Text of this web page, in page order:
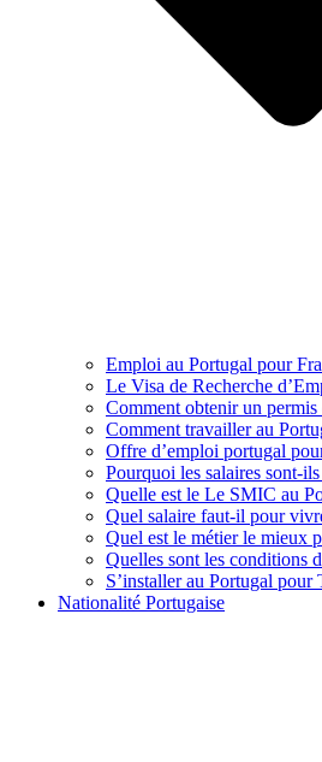
Emploi au Portugal pour
Le Visa de Recherche
Comment obtenir un
Comment travailler au
Offre d’emploi portugal
Pourquoi les salaires sont-
Quelle est le Le SMIC au
Quel salaire faut-il pour
Quel est le métier le mieux
Quelles sont les conditions
S’installer au Portugal pour
Nationalité Portugaise